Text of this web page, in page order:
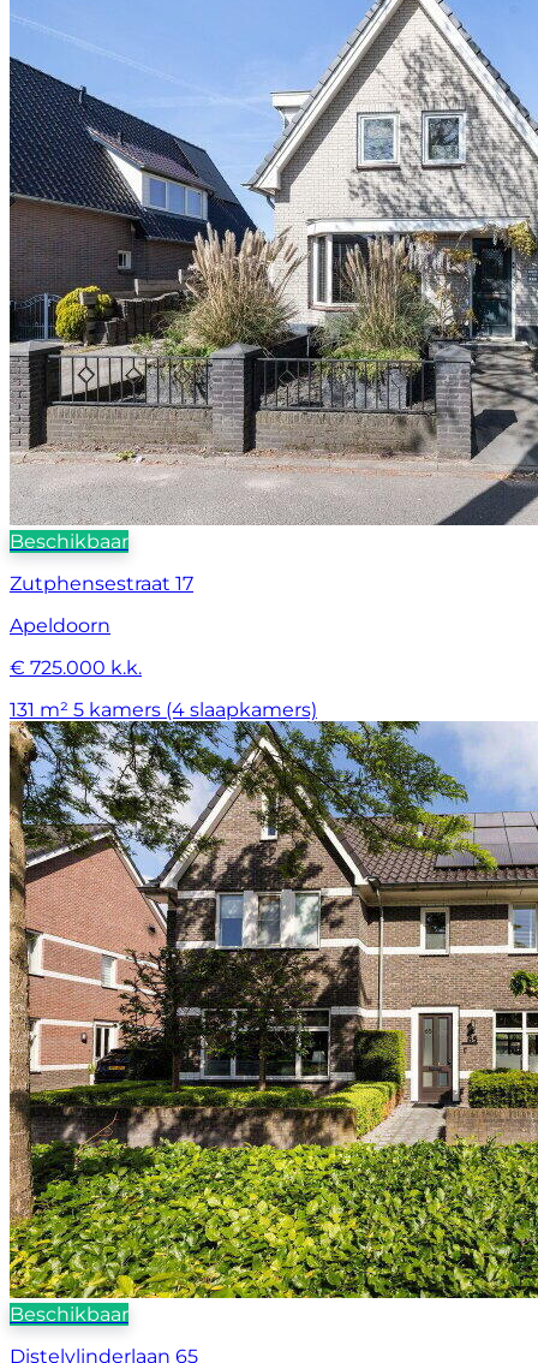
Beschikbaar
Zutphensestraat 17
Apeldoorn
€ 725.000 k.k.
131 m² 5 kamers (4 slaapkamers)
Beschikbaar
Distelvlinderlaan 65